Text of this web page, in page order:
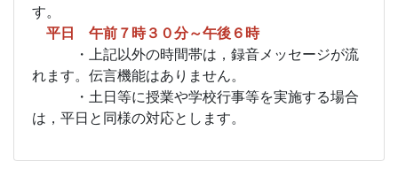
す。
平日 午前７時３０分～午後６時
・上記以外の時間帯は，録音メッセージが流
れます。伝言機能はありません。
・土日等に授業や学校行事等を実施する場合
は，平日と同様の対応とします。